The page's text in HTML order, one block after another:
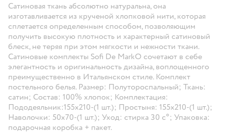
Сатиновая ткань абсолютно натуральна, она
изготавливается из крученой хлопковой нити, которая
сплетается определенным способом, позволяющим
получить высокую плотность и характерный сатиновый
блеск, не теряя при этом мягкости и нежности ткани.
Сатиновые комплекты Sofi De MarkO сочетают в себе
элегантность и оригинальность дизайна, воплощенного
преимущественно в Итальянском стиле. Комплект
постельного белья. Размер: Полутороспальный; Ткань:
сатин; Состав: 100% хлопок; Комплектация:
Пододеяльник:155х210-(1 шт.); Простыня: 155х210-(1 шт.);
Наволочки: 50х70-(1 шт.); Уход: стирка 30 с°; Упаковка:
подарочная коробка + пакет.